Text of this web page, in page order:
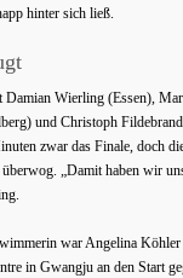
hinter sich ließ.
Wierling (Essen),
und Christoph
zwar das Finale, doch
„Damit haben wir
war Angelina
in Gwangju an den Start